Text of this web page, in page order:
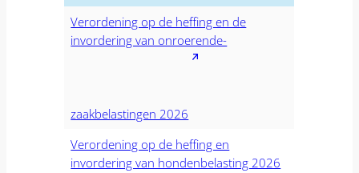
Verordening op de heffing en de
invordering van onroerende-
zaakbelastingen 2026
Verordening op de heffing en
invordering van hondenbelasting 2026